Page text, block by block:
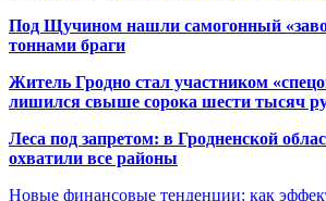
Под Щучином нашли самогонный
тоннами браги
Житель Гродно стал участником
лишился свыше сорока шести тысяч
Леса под запретом: в Гродненской
охватили все районы
Новые финансовые тенденции: как